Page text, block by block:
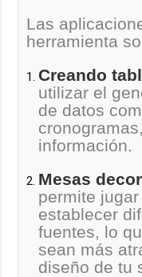
Las
herramienta
Creando
utilizar el
de datos
información.
Mesas
permite
establecer
fuentes, lo
sean más
diseño de tu